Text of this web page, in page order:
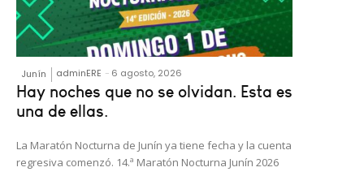
Junín adminERE - 6 agosto, 2026
Hay noches que no se olvidan. Esta es
una de ellas.
La Maratón Nocturna de Junín ya tiene fecha y la cuenta
regresiva comenzó. 14.ª Maratón Nocturna Junín 2026